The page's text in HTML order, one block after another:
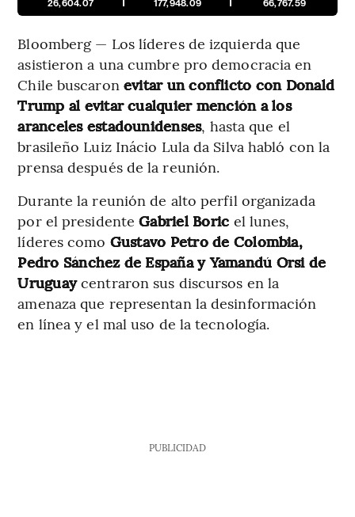
26,604.07
177,948.09
66,767.59
Bloomberg — Los líderes de izquierda que
asistieron a una cumbre pro democracia en
Chile buscaron evitar un conflicto con Donald
Trump al evitar cualquier mención a los
aranceles estadounidenses, hasta que el
brasileño Luiz Inácio Lula da Silva habló con la
prensa después de la reunión.
Durante la reunión de alto perfil organizada
por el presidenteGabriel Boric el lunes,
líderes como Gustavo Petro de Colombia,
Pedro Sánchez de España y Yamandú Orsi de
Uruguaycentraron sus discursos en la
amenaza que representan la desinformación
en línea y el mal uso de la tecnología.
PUBLICIDAD